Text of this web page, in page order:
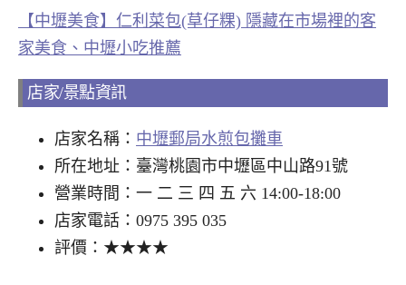
【中壢美食】仁利菜包(草仔粿) 隱藏在市場裡的客
家美食、中壢小吃推薦
店家/景點資訊
店家名稱： 中壢郵局水煎包攤車
所在地址：臺灣桃園市中壢區中山路91號
營業時間：一 二 三 四 五 六 14:00-18:00
店家電話：0975 395 035
評價：★★★★